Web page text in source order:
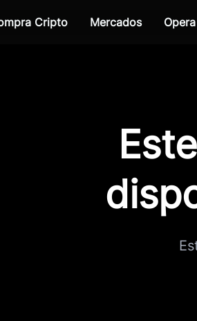
Cripto Mercados Opera